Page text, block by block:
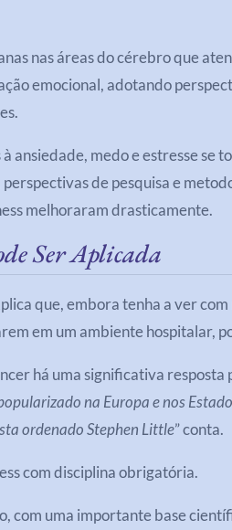
nas áreas do cérebro que
emocional, adotando
ansiedade, medo e estresse se
de pesquisa e
melhoraram drasticamente.
Ser Aplicada
que, embora tenha a ver
em um ambiente hospitalar,
há uma significativa resposta
na Europa e nos
ordenado Stephen Little” conta.
com disciplina obrigatória.
com uma importante base